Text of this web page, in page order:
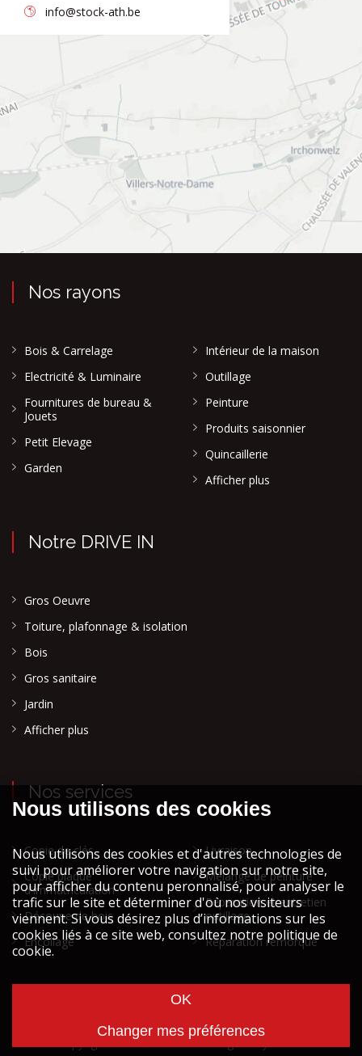
info@stock-ath.be
Nos rayons
Bois & Carrelage
Electricité & Luminaire
Fournitures de bureau &
Jouets
Petit Elevage
Garden
Intérieur de la maison
Outillage
Peinture
Produits saisonnier
Quincaillerie
Afficher plus
Notre DRIVE IN
Gros Oeuvre
Toiture, plafonnage & isolation
Bois
Gros sanitaire
Jardin
Afficher plus
Nos services
Copie de clés
Copie plaque
d'immatriculation
Découpe de bois
Encollage
Livraison
Mélange de peinture
Réparation et entretien
outillage
Réparation remorque
2026STOCK ATH designed by
Mentions légales STOCK ATH